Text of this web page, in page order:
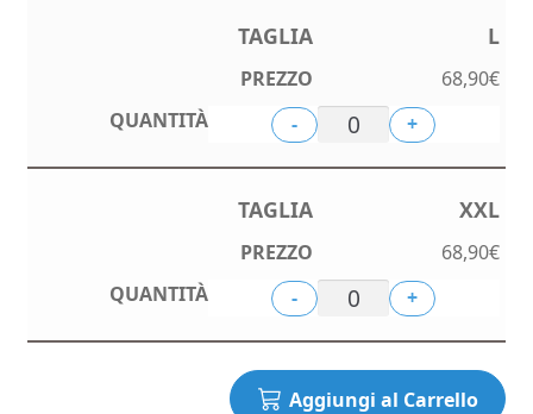
L
68,90€
-
+
XXL
68,90€
-
+
Aggiungi al Carrello